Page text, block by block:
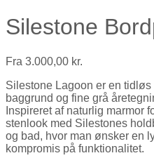
Silestone
Fra 3.000,00 kr.
Silestone Lagoon er en
baggrund og fine grå
Inspireret af naturlig marmor
stenlook med Silestones
og bad, hvor man ønsker en
kompromis på funktionalitet.